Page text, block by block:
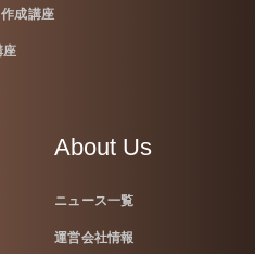
成講座
座
About Us
ニュース一覧
運営会社情報